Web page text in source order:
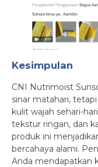
Kesimpulan
CNI Nutrimoist
sinar matahari,
kulit wajah sehari-
tekstur ringan, dan
produk ini
bercahaya alami.
Anda mendapatkan